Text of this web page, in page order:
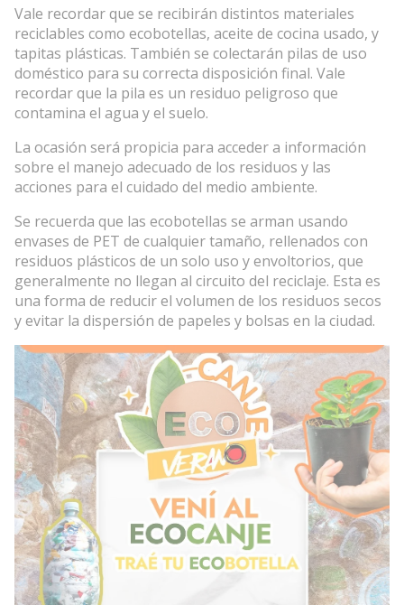
Vale recordar que se recibirán distintos materiales
reciclables como ecobotellas, aceite de cocina usado, y
tapitas plásticas. También se colectarán pilas de uso
doméstico para su correcta disposición final. Vale
recordar que la pila es un residuo peligroso que
contamina el agua y el suelo.
La ocasión será propicia para acceder a información
sobre el manejo adecuado de los residuos y las
acciones para el cuidado del medio ambiente.
Se recuerda que las ecobotellas se arman usando
envases de PET de cualquier tamaño, rellenados con
residuos plásticos de un solo uso y envoltorios, que
generalmente no llegan al circuito del reciclaje. Esta es
una forma de reducir el volumen de los residuos secos
y evitar la dispersión de papeles y bolsas en la ciudad.